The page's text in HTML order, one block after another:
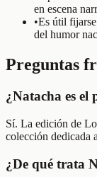
en escena
•Es útil
del humor
Preguntas
¿Natacha es el
Sí. La edición de
colección dedicada
¿De qué trata